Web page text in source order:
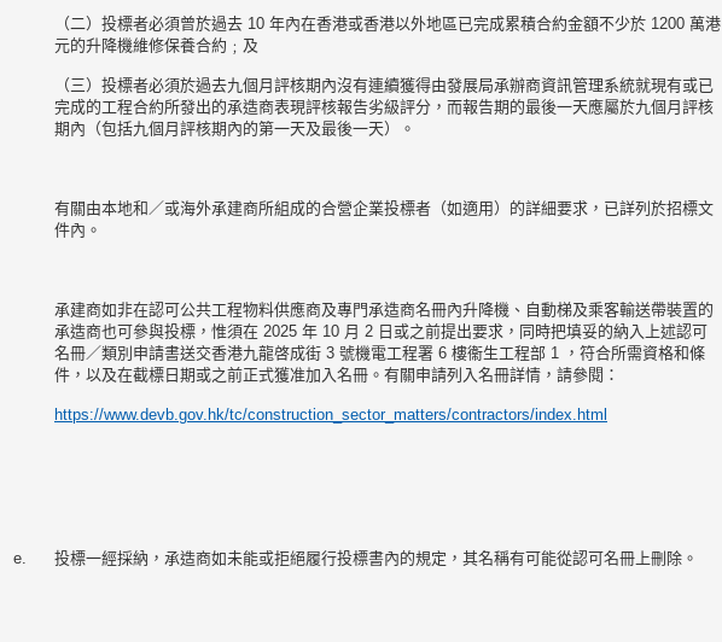
（二）投標者必須曾於過去 10 年內在香港或香港以外地區已完成累積合約金額不少於 1200 萬港
元的升降機維修保養合約﹔及
（三）投標者必須於過去九個月評核期內沒有連續獲得由發展局承辦商資訊管理系統就現有或已
完成的工程合約所發出的承造商表現評核報告劣級評分，而報告期的最後一天應屬於九個月評核
期內（包括九個月評核期內的第一天及最後一天）。
有關由本地和／或海外承建商所組成的合營企業投標者（如適用）的詳細要求，已詳列於招標文
件內。
承建商如非在認可公共工程物料供應商及專門承造商名冊內升降機、自動梯及乘客輸送帶裝置的
承造商也可參與投標，惟須在 2025 年 10 月 2 日或之前提出要求，同時把填妥的納入上述認可
名冊／類別申請書送交香港九龍啓成街 3 號機電工程署 6 樓衞生工程部 1 ，符合所需資格和條
件，以及在截標日期或之前正式獲准加入名冊。有關申請列入名冊詳情，請參閱：
https://www.devb.gov.hk/tc/construction_sector_matters/contractors/index.html
e. 投標一經採納，承造商如未能或拒絕履行投標書內的規定，其名稱有可能從認可名冊上刪除。